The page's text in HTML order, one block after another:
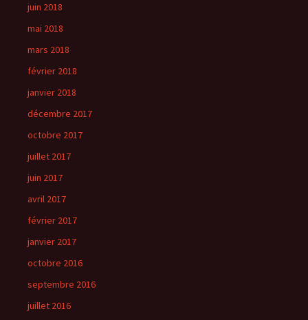
juin 2018
mai 2018
mars 2018
février 2018
janvier 2018
décembre 2017
octobre 2017
juillet 2017
juin 2017
avril 2017
février 2017
janvier 2017
octobre 2016
septembre 2016
juillet 2016